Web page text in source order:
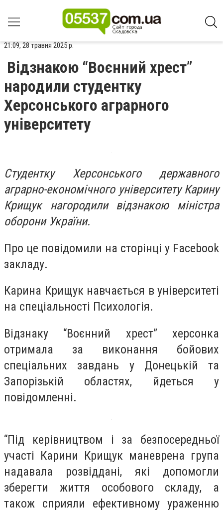
21:09, 28 травня 2025 р.
Відзнакою “Воєнний хрест”
народили студентку
Херсонського аграрного
університету
Студентку Херсонського державного
аграрно-економічного університету Карину
Крищук нагородили відзнакою міністра
оборони України.
Про це повідомили на сторінці у Facebook
закладу.
Карина Крищук навчається в університеті
на спеціальності Психологія.
Відзнаку “Воєнний хрест” херсонка
отримала за виконання бойових
спеціальних завдань у Донецькій та
Запорізькій областях, йдеться у
повідомленні.
“Під керівництвом і за безпосередньої
участі Карини Крищук маневрена група
надавала розвіддані, які допомогли
зберегти життя особового складу, а
також сприяли ефективному ураженню